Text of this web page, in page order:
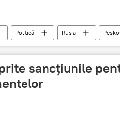
Politică Rusia
sancțiunile